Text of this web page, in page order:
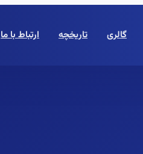
گالری تاریخچه ارتباط با ما